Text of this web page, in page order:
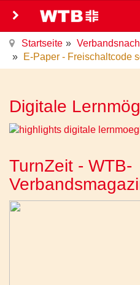
Startseite
E-Paper - Freischaltcode
Digitale
TurnZeit - WTB-